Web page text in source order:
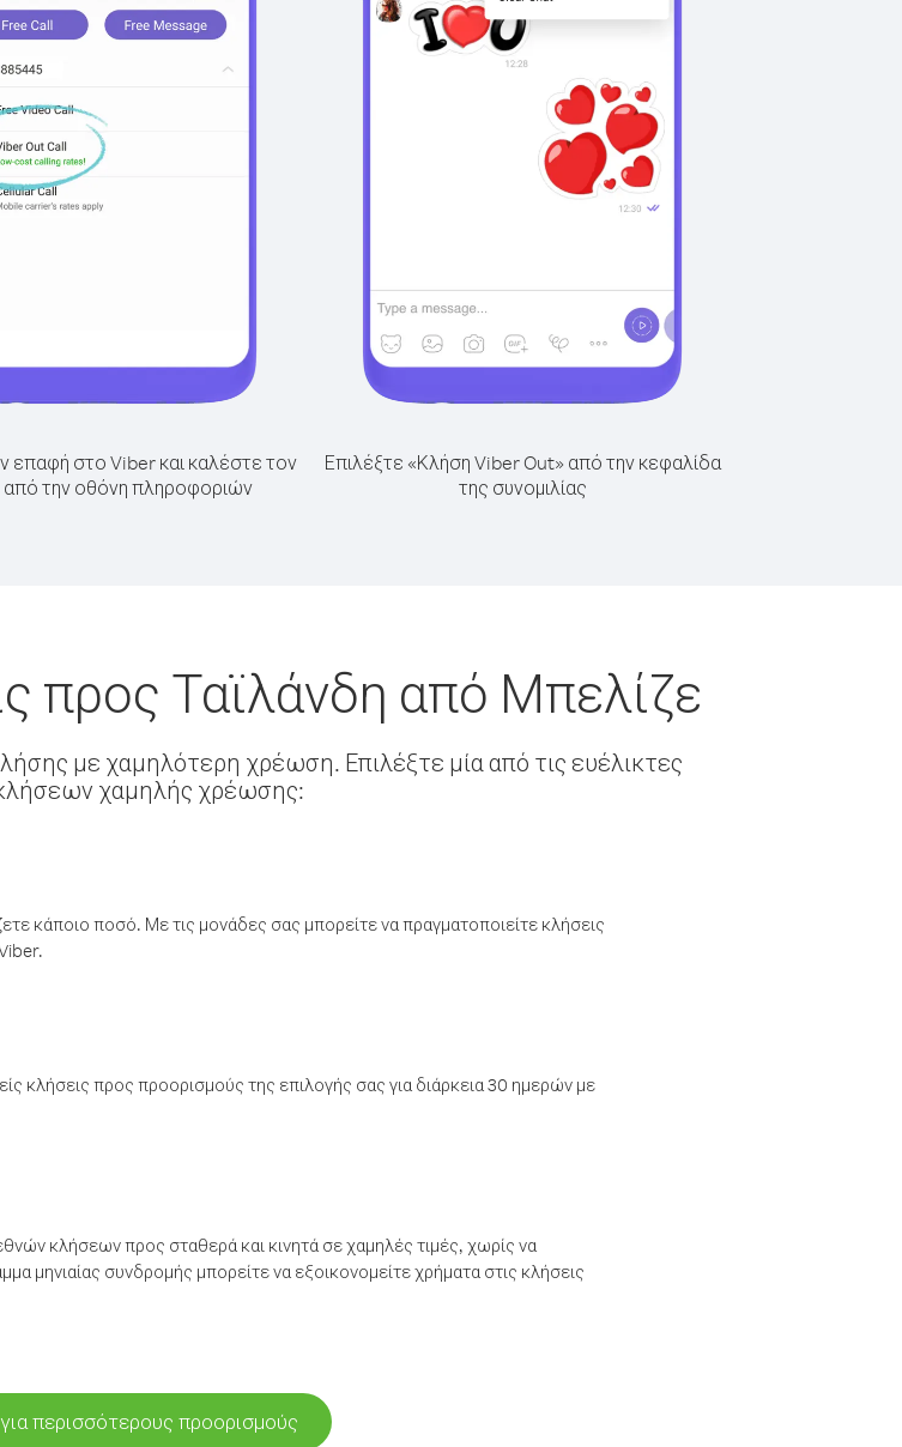
επαφή στο Viber και καλέστε τον
από την οθόνη πληροφοριών
Επιλέξτε «Κλήση Viber Out» από την κεφαλίδα
της συνομιλίας
προς Ταϊλάνδη από Μπελίζε
με χαμηλότερη χρέωση. Επιλέξτε μία από τις ευέλικτες
χαμηλής χρέωσης:
κάποιο ποσό. Με τις μονάδες σας μπορείτε να πραγματοποιείτε κλήσεις
κλήσεις προς προορισμούς της επιλογής σας για διάρκεια 30 ημερών με
κλήσεων προς σταθερά και κινητά σε χαμηλές τιμές, χωρίς να
μηνιαίας συνδρομής μπορείτε να εξοικονομείτε χρήματα στις κλήσεις
περισσότερους προορισμούς